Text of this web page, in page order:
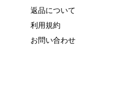
​返品について
利用規約
​お問い合わせ